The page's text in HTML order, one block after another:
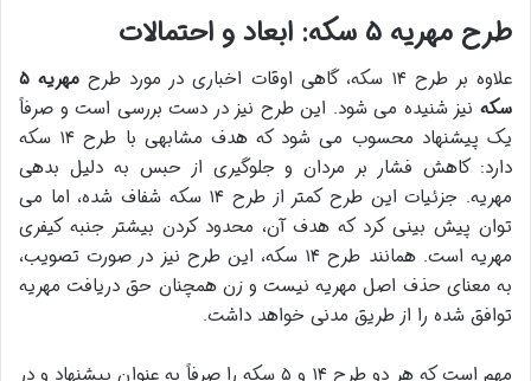
طرح مهریه ۵ سکه: ابعاد و احتمالات
علاوه بر طرح ۱۴ سکه، گاهی اوقات اخباری در مورد طرح
مهریه ۵
سکه نیز شنیده می شود. این طرح نیز در دست بررسی است و صرفاً
یک پیشنهاد محسوب می شود که هدف مشابهی با طرح ۱۴ سکه
دارد: کاهش فشار بر مردان و جلوگیری از حبس به دلیل بدهی
مهریه. جزئیات این طرح کمتر از طرح ۱۴ سکه شفاف شده، اما می
توان پیش بینی کرد که هدف آن، محدود کردن بیشتر جنبه کیفری
مهریه است. همانند طرح ۱۴ سکه، این طرح نیز در صورت تصویب،
به معنای حذف اصل مهریه نیست و زن همچنان حق دریافت مهریه
توافق شده را از طریق مدنی خواهد داشت.